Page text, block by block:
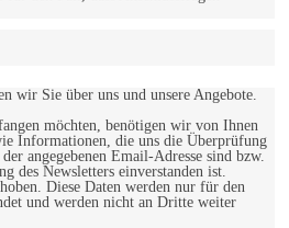
wir Sie über uns und unsere Angebote.
möchten, benötigen wir von Ihnen
Informationen, die uns die Überprüfung
angegebenen Email-Adresse sind bzw.
des Newsletters einverstanden ist.
Diese Daten werden nur für den
und werden nicht an Dritte weiter